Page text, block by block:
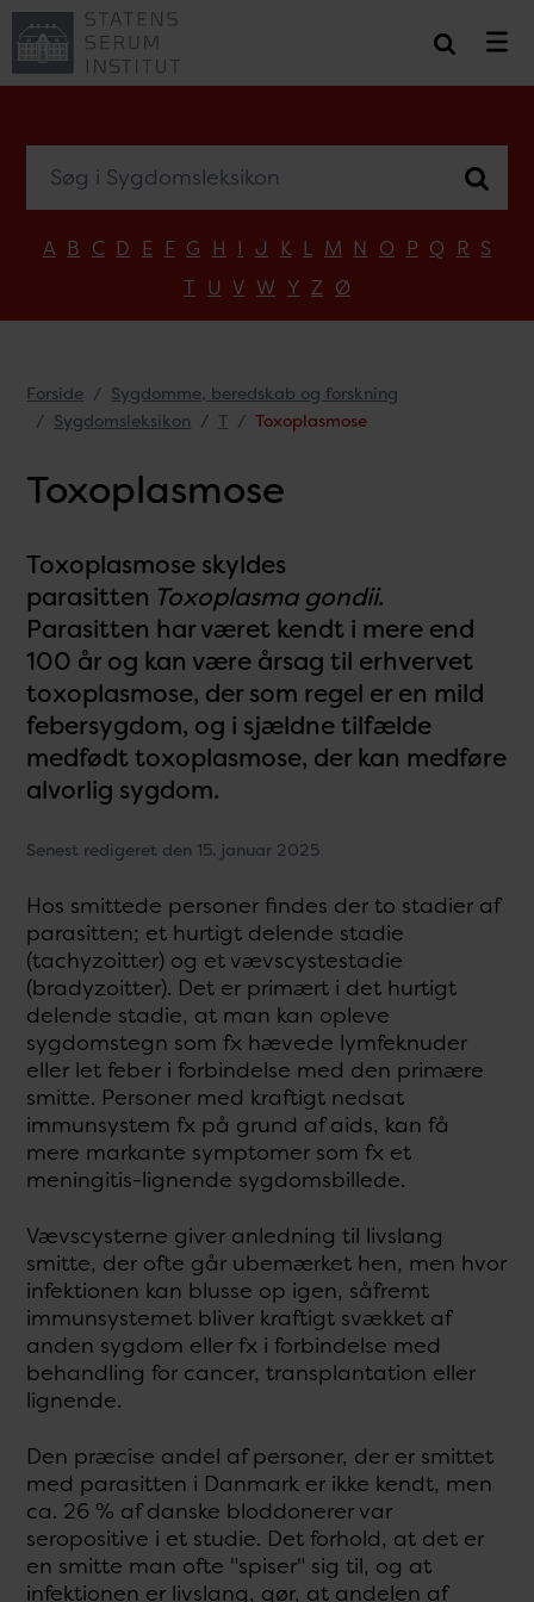
A B C D E F G H I J K L M N O P Q R S
T U V W Y Z Ø
Forside
Sygdomme, beredskab og forskning
Sygdomsleksikon
T Toxoplasmose
Toxoplasmose
Toxoplasmose skyldes
parasitten Toxoplasma gondii.
Parasitten har været kendt i mere end
100 år og kan være årsag til erhvervet
toxoplasmose, der som regel er en mild
febersygdom, og i sjældne tilfælde
medfødt toxoplasmose, der kan medføre
alvorlig sygdom.
Senest redigeret den 15. januar 2025
Hos smittede personer findes der to stadier af
parasitten; et hurtigt delende stadie
(tachyzoitter) og et vævscystestadie
(bradyzoitter). Det er primært i det hurtigt
delende stadie, at man kan opleve
sygdomstegn som fx hævede lymfeknuder
eller let feber i forbindelse med den primære
smitte. Personer med kraftigt nedsat
immunsystem fx på grund af aids, kan få
mere markante symptomer som fx et
meningitis-lignende sygdomsbillede.
Vævscysterne giver anledning til livslang
smitte, der ofte går ubemærket hen, men hvor
infektionen kan blusse op igen, såfremt
immunsystemet bliver kraftigt svækket af
anden sygdom eller fx i forbindelse med
behandling for cancer, transplantation eller
lignende.
Den præcise andel af personer, der er smittet
med parasitten i Danmark er ikke kendt, men
ca. 26 % af danske bloddonerer var
seropositive i et studie. Det forhold, at det er
en smitte man ofte "spiser" sig til, og at
infektionen er livslang, gør, at andelen af